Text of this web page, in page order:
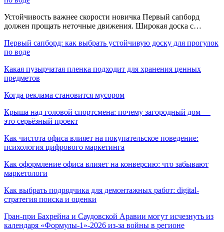
Устойчивость важнее скорости новичка Первый сапборд
должен прощать неточные движения. Широкая доска с…
Первый сапборд: как выбрать устойчивую доску для прогулок
по воде
Какая пузырчатая пленка подходит для хранения ценных
предметов
Когда реклама становится мусором
Крыша над головой спортсмена: почему загородный дом —
это серьёзный проект
Как чистота офиса влияет на покупательское поведение:
психология цифрового маркетинга
Как оформление офиса влияет на конверсию: что забывают
маркетологи
Как выбрать подрядчика для демонтажных работ: digital-
стратегия поиска и оценки
Гран-при Бахрейна и Саудовской Аравии могут исчезнуть из
календаря «Формулы-1»-2026 из-за войны в регионе